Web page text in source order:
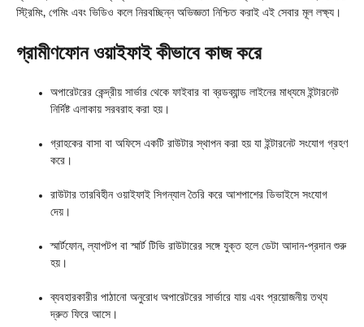
স্ট্রিমিং, গেমিং এবং ভিডিও কলে নিরবচ্ছিন্ন অভিজ্ঞতা নিশ্চিত করাই এই সেবার মূল লক্ষ্য।
গ্রামীণফোন ওয়াইফাই কীভাবে কাজ করে
অপারেটরের কেন্দ্রীয় সার্ভার থেকে ফাইবার বা ব্রডব্যান্ড লাইনের মাধ্যমে ইন্টারনেট
নির্দিষ্ট এলাকায় সরবরাহ করা হয়।
গ্রাহকের বাসা বা অফিসে একটি রাউটার স্থাপন করা হয় যা ইন্টারনেট সংযোগ গ্রহণ
করে।
রাউটার তারবিহীন ওয়াইফাই সিগন্যাল তৈরি করে আশপাশের ডিভাইসে সংযোগ
দেয়।
স্মার্টফোন, ল্যাপটপ বা স্মার্ট টিভি রাউটারের সঙ্গে যুক্ত হলে ডেটা আদান-প্রদান শুরু
হয়।
ব্যবহারকারীর পাঠানো অনুরোধ অপারেটরের সার্ভারে যায় এবং প্রয়োজনীয় তথ্য
দ্রুত ফিরে আসে।